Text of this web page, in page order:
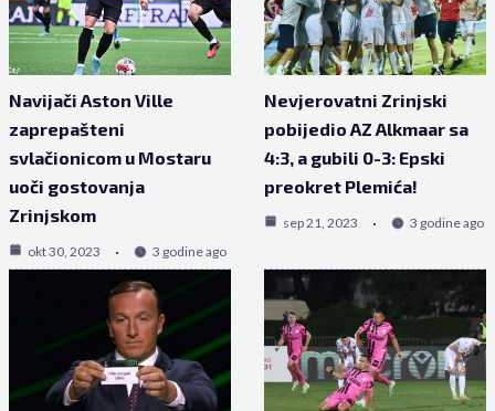
Navijači Aston Ville
zaprepašteni
svlačionicom u Mostaru
uoči gostovanja
Zrinjskom
okt 30, 2023 3 godine ago
Nevjerovatni Zrinjski
pobijedio AZ Alkmaar sa
4:3, a gubili 0-3: Epski
preokret Plemića!
sep 21, 2023 3 godine ago